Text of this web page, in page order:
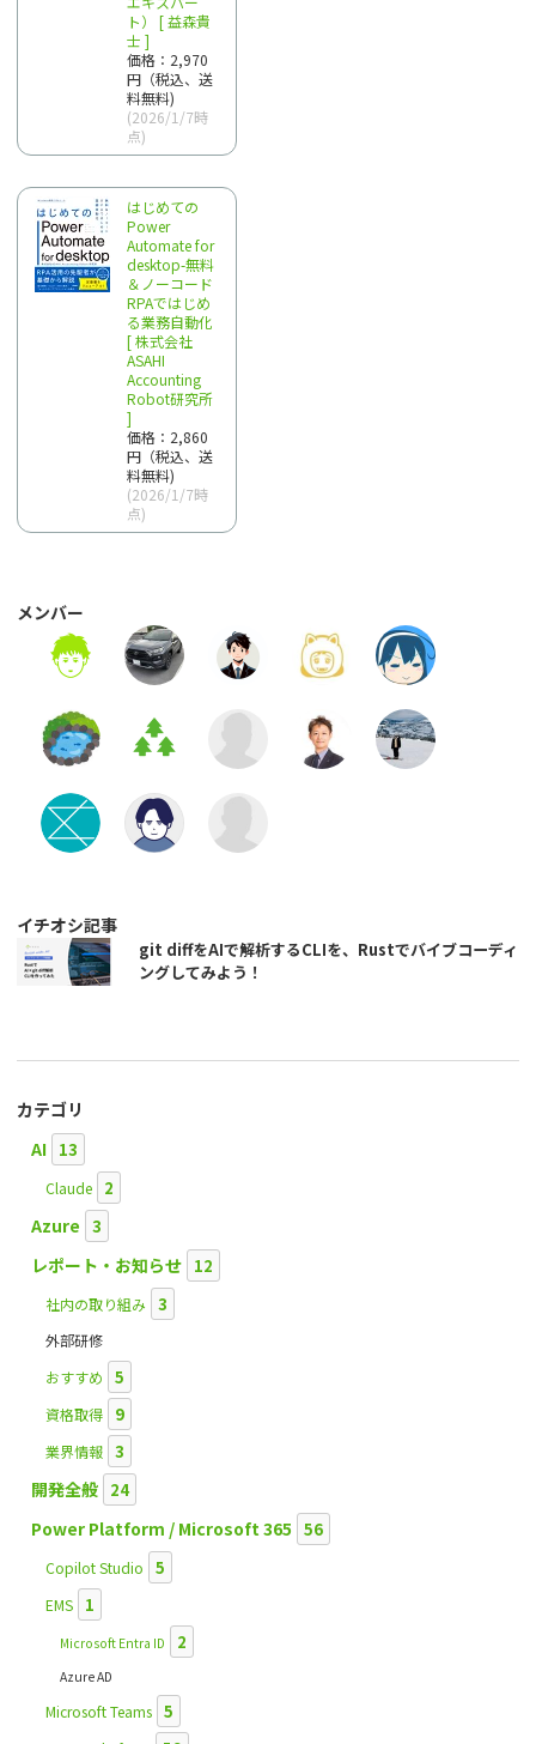
ト） [ 益森貴
士 ]
価格：2,970
円（税込、送
料無料)
(2026/1/7時
点)
はじめての
Power
Automate for
desktop-無料
＆ノーコード
RPAではじめ
る業務自動化
[ 株式会社
ASAHI
Accounting
Robot研究所
]
価格：2,860
円（税込、送
料無料)
(2026/1/7時
点)
メンバー
イチオシ記事
git diffをAIで解析するCLIを、Rustでバイブコーディ
ングしてみよう！
カテゴリ
AI 13
Claude 2
Azure 3
レポート・お知らせ 12
社内の取り組み 3
外部研修
おすすめ
5
資格取得 9
業界情報 3
開発全般 24
Power Platform / Microsoft 365 56
Copilot Studio 5
EMS 1
Microsoft Entra ID 2
Azure AD
Microsoft Teams 5